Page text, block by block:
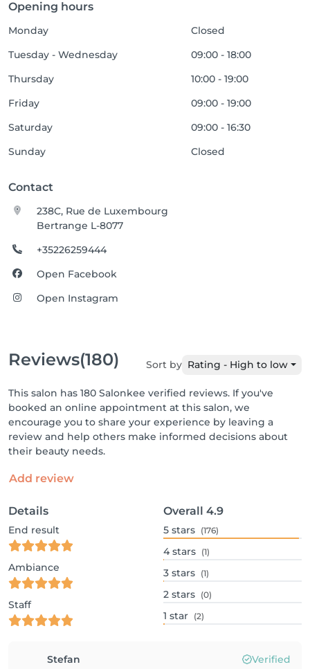
Opening hours
Monday
Closed
Tuesday - Wednesday
09:00 - 18:00
Thursday
10:00 - 19:00
Friday
09:00 - 19:00
Saturday
09:00 - 16:30
Sunday
Closed
Contact
238C, Rue de Luxembourg
Bertrange L-8077
+35226259444
Open Facebook
Open Instagram
Reviews(180) Sort by Rating - High to low
This salon has 180 Salonkee verified reviews. If you've
booked an online appointment at this salon, we
encourage you to share your experience by leaving a
review and help others make informed decisions about
their beauty needs.
Add review
Details
End result
Ambiance
Staff
Overall 4.9
5 stars (176)
4 stars (1)
3 stars (1)
2 stars (0)
1 star (2)
Stefan Verified